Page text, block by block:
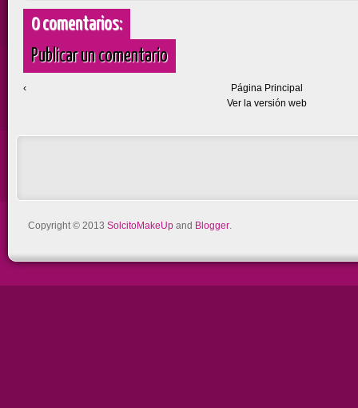
0 comentarios:
Publicar un comentario
‹
Página Principal
Ver la versión web
Copyright © 2013 SolcitoMakeUp and Blogger.